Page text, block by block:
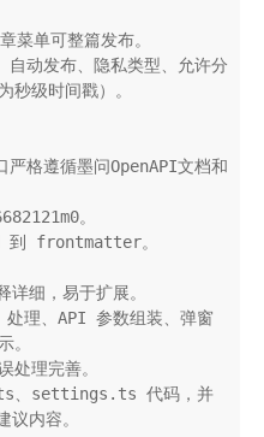
菜单可整篇发布。
动发布、隐私类型、允许分
秒级时间戳）。
格遵循墨问OpenAPI文档和
。
到 frontmatter。
细，易于扩展。
理、API 参数组装、弹窗
。
理完善。
、settings.ts 代码，并
内容。